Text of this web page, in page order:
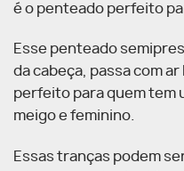
é o penteado perfeito
Esse penteado
da cabeça, passa com
perfeito para quem tem
meigo e feminino.
Essas tranças podem